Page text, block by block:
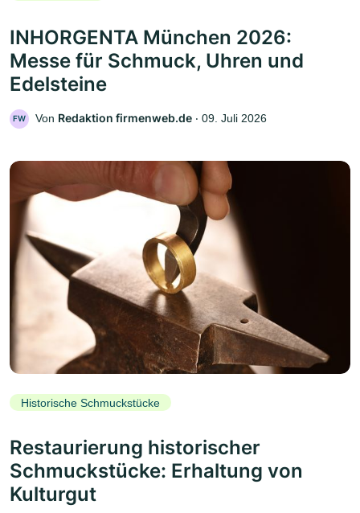
INHORGENTA München 2026:
Messe für Schmuck, Uhren und
Edelsteine
FW Von Redaktion firmenweb.de ‧ 09. Juli 2026
Historische Schmuckstücke
Restaurierung historischer
Schmuckstücke: Erhaltung von
Kulturgut